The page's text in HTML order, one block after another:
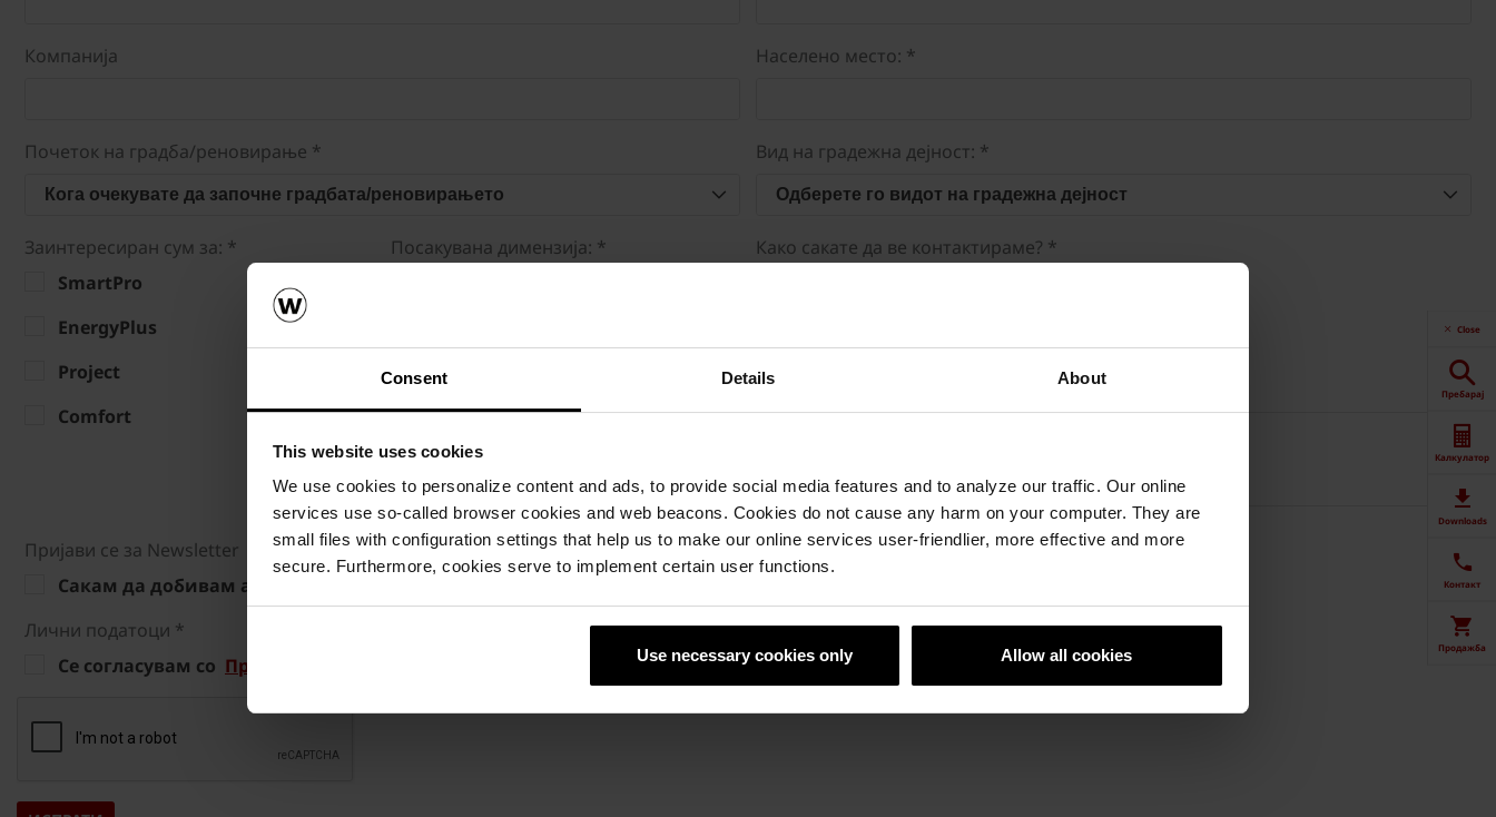
Consent Details About
This website uses cookies
We use cookies to personalize content and ads, to provide social media features and to analyze our traffic. Our online
services use so-called browser cookies and web beacons. Cookies do not cause any harm on your computer. They are
small files with configuration settings that help us to make our online services user-friendlier, more effective and more
secure. Furthermore, cookies serve to implement certain user functions.
Use necessary cookies only Allow all cookies
Компанија Населено место: *
Почеток на градба/реновирање *
Кога очекувате да започне градбата/реновирањето
Вид на градежна дејност: *
Одберете го видот на градежна дејност
Заинтересиран сум за: *
SmartPro
EnergyPlus
Project
Comfort
Посакувана димензија: *
78x140 cm
78x118 cm
78x98 cm
94x140 cm
Како сакате да ве контактираме? *
Коментар
Приjави се за Newsletter
Сакам да добивам актуелни новости од Винербергер.
Лични податоци *
Се согласувам со Правилата за приватност
Close
Пребарај
Калкулатор
Downloads
Контакт
Продажба